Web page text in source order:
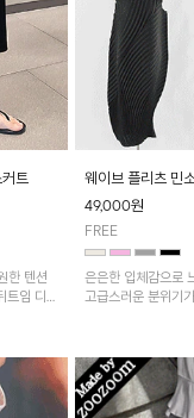
트
한 텐션
트임 디테
웨이브 플리츠 민
49,000원
FREE
은은한 입체감으로
고급스러운 분위기